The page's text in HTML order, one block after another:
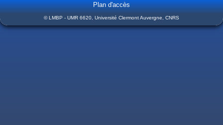
Plan d'accès
© LMBP - UMR 6620, Université Clermont Auvergne, CNRS